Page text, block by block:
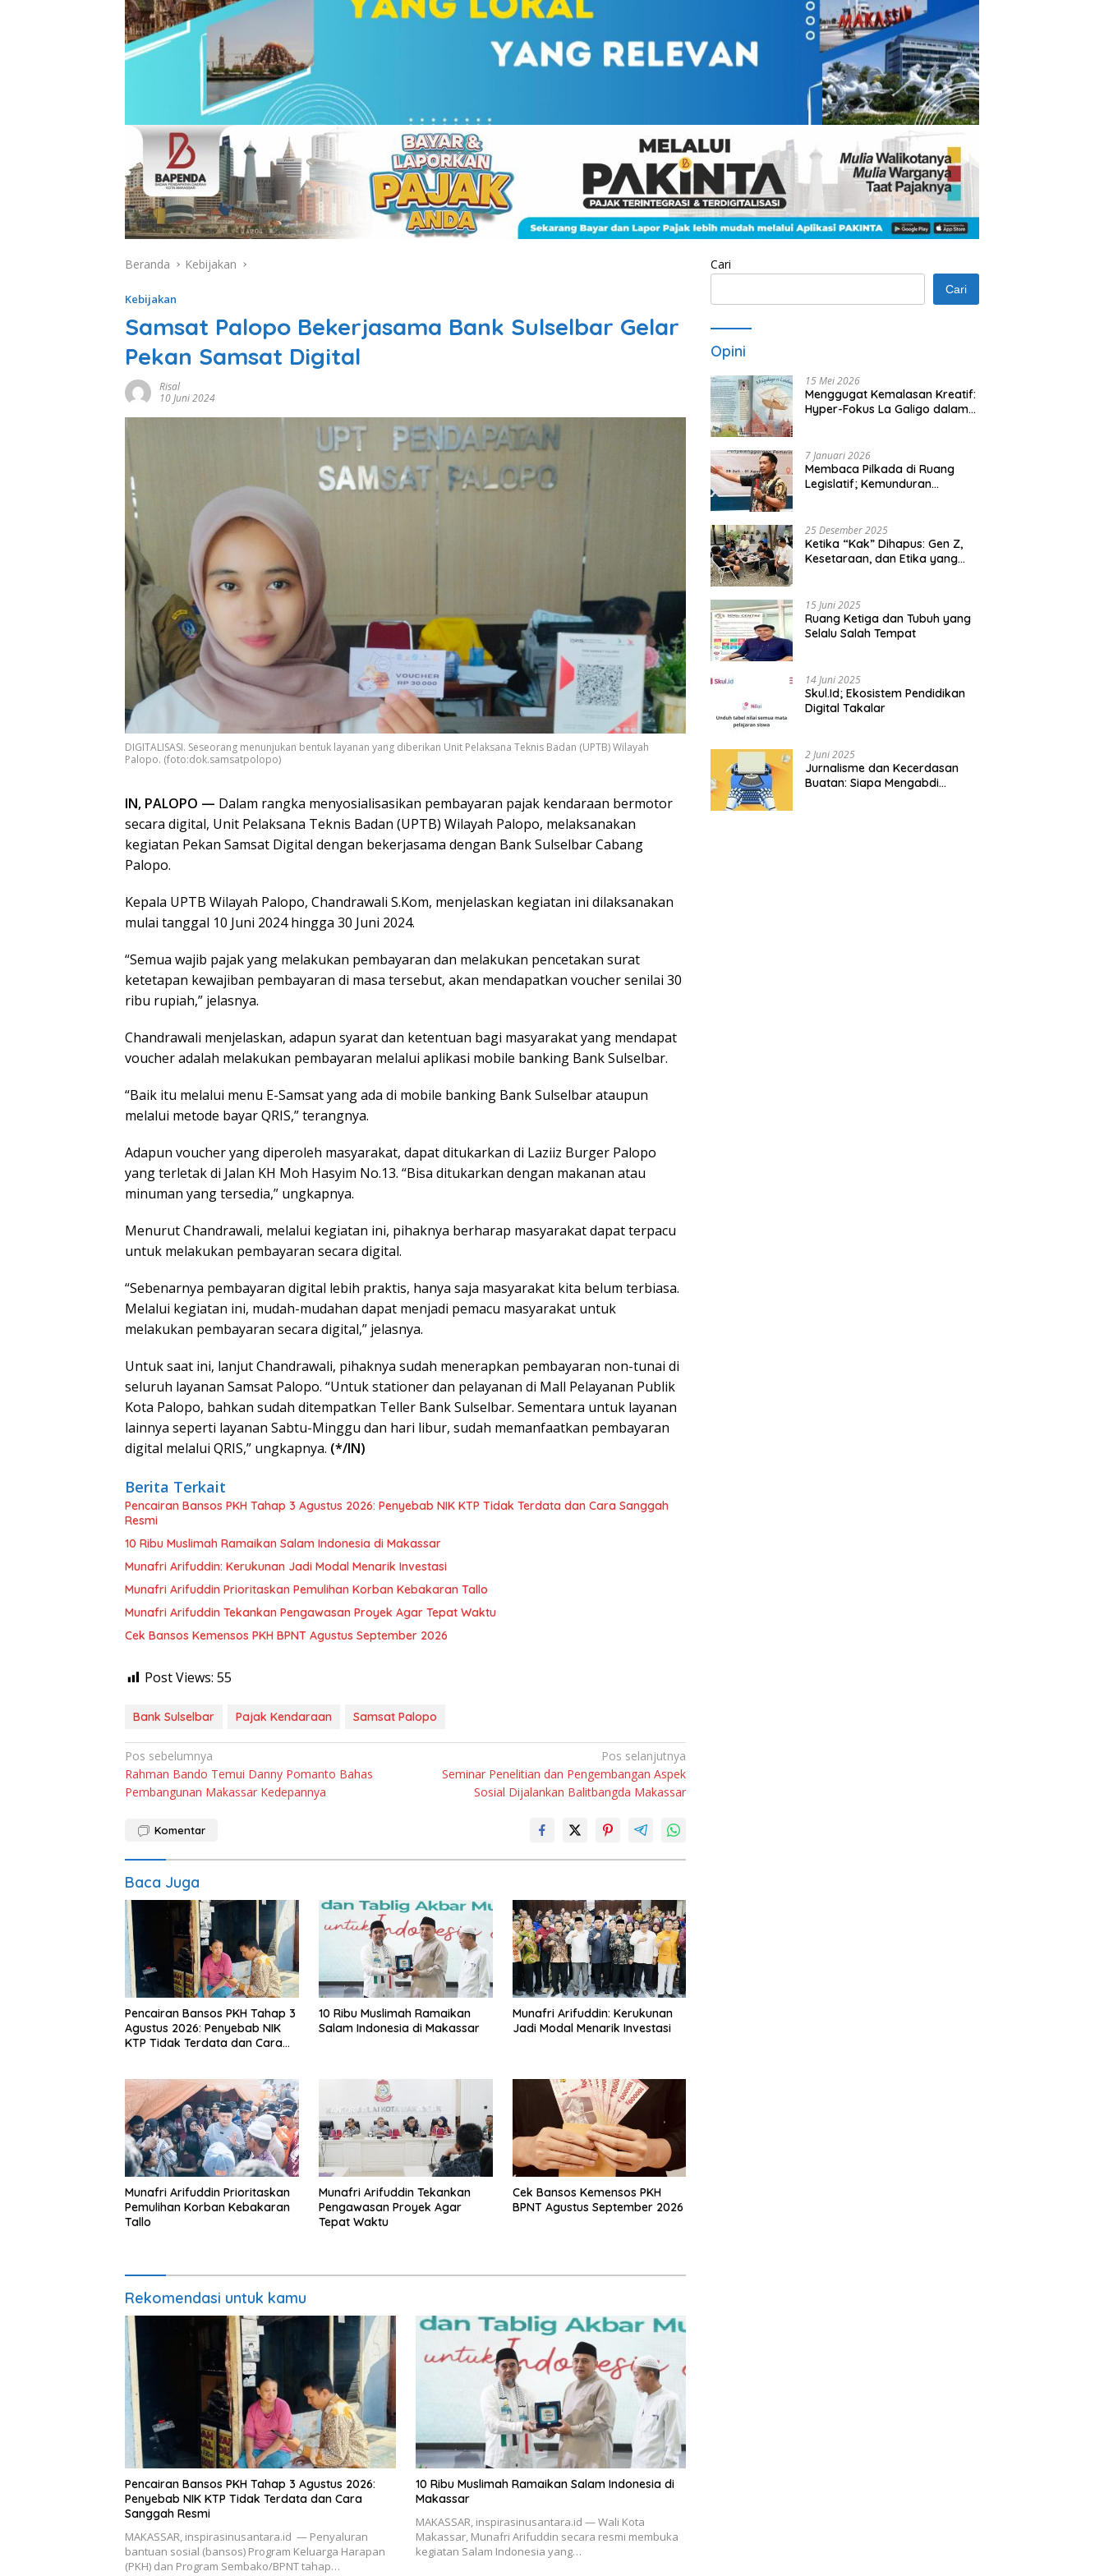
Beranda Kebijakan
Kebijakan
Samsat Palopo Bekerjasama Bank Sulselbar Gelar
Pekan Samsat Digital
Risal
10 Juni 2024
DIGITALISASI. Seseorang menunjukan bentuk layanan yang diberikan Unit Pelaksana Teknis Badan (UPTB) Wilayah
Palopo. (foto:dok.samsatpolopo)
IN, PALOPO — Dalam rangka menyosialisasikan pembayaran pajak kendaraan bermotor
secara digital, Unit Pelaksana Teknis Badan (UPTB) Wilayah Palopo, melaksanakan
kegiatan Pekan Samsat Digital dengan bekerjasama dengan Bank Sulselbar Cabang
Palopo.
Kepala UPTB Wilayah Palopo, Chandrawali S.Kom, menjelaskan kegiatan ini dilaksanakan
mulai tanggal 10 Juni 2024 hingga 30 Juni 2024.
“Semua wajib pajak yang melakukan pembayaran dan melakukan pencetakan surat
ketetapan kewajiban pembayaran di masa tersebut, akan mendapatkan voucher senilai 30
ribu rupiah,” jelasnya.
Chandrawali menjelaskan, adapun syarat dan ketentuan bagi masyarakat yang mendapat
voucher adalah melakukan pembayaran melalui aplikasi mobile banking Bank Sulselbar.
“Baik itu melalui menu E-Samsat yang ada di mobile banking Bank Sulselbar ataupun
melalui metode bayar QRIS,” terangnya.
Adapun voucher yang diperoleh masyarakat, dapat ditukarkan di Laziiz Burger Palopo
yang terletak di Jalan KH Moh Hasyim No.13. “Bisa ditukarkan dengan makanan atau
minuman yang tersedia,” ungkapnya.
Menurut Chandrawali, melalui kegiatan ini, pihaknya berharap masyarakat dapat terpacu
untuk melakukan pembayaran secara digital.
“Sebenarnya pembayaran digital lebih praktis, hanya saja masyarakat kita belum terbiasa.
Melalui kegiatan ini, mudah-mudahan dapat menjadi pemacu masyarakat untuk
melakukan pembayaran secara digital,” jelasnya.
Untuk saat ini, lanjut Chandrawali, pihaknya sudah menerapkan pembayaran non-tunai di
seluruh layanan Samsat Palopo. “Untuk stationer dan pelayanan di Mall Pelayanan Publik
Kota Palopo, bahkan sudah ditempatkan Teller Bank Sulselbar. Sementara untuk layanan
lainnya seperti layanan Sabtu-Minggu dan hari libur, sudah memanfaatkan pembayaran
digital melalui QRIS,” ungkapnya. (*/IN)
Berita Terkait
Pencairan Bansos PKH Tahap 3 Agustus 2026: Penyebab NIK KTP Tidak Terdata dan Cara Sanggah
Resmi
10 Ribu Muslimah Ramaikan Salam Indonesia di Makassar
Munafri Arifuddin: Kerukunan Jadi Modal Menarik Investasi
Munafri Arifuddin Prioritaskan Pemulihan Korban Kebakaran Tallo
Munafri Arifuddin Tekankan Pengawasan Proyek Agar Tepat Waktu
Cek Bansos Kemensos PKH BPNT Agustus September 2026
Post Views: 55
Bank Sulselbar Pajak Kendaraan Samsat Palopo
Navigasi
pos
Pos sebelumnya
Rahman Bando Temui Danny Pomanto Bahas
Pembangunan Makassar Kedepannya
Pos selanjutnya
Seminar Penelitian dan Pengembangan Aspek
Sosial Dijalankan Balitbangda Makassar
Komentar
Baca Juga
Pencairan Bansos PKH Tahap 3
Agustus 2026: Penyebab NIK
KTP Tidak Terdata dan Cara
10 Ribu Muslimah Ramaikan
Salam Indonesia di Makassar
Munafri Arifuddin: Kerukunan
Jadi Modal Menarik Investasi
Munafri Arifuddin Prioritaskan
Pemulihan Korban Kebakaran
Tallo
Munafri Arifuddin Tekankan
Pengawasan Proyek Agar
Tepat Waktu
Cek Bansos Kemensos PKH
BPNT Agustus September 2026
Rekomendasi untuk kamu
Pencairan Bansos PKH Tahap 3 Agustus 2026:
Penyebab NIK KTP Tidak Terdata dan Cara
Sanggah Resmi
MAKASSAR, inspirasinusantara.id — Penyaluran
bantuan sosial (bansos) Program Keluarga Harapan
(PKH) dan Program Sembako/BPNT tahap…
10 Ribu Muslimah Ramaikan Salam Indonesia di
Makassar
MAKASSAR, inspirasinusantara.id — Wali Kota
Makassar, Munafri Arifuddin secara resmi membuka
kegiatan Salam Indonesia yang…
Cari
Cari
Opini
15 Mei 2026
Menggugat Kemalasan Kreatif:
Hyper-Fokus La Galigo dalam
7 Januari 2026
Membaca Pilkada di Ruang
Legislatif; Kemunduran
25 Desember 2025
Ketika “Kak” Dihapus: Gen Z,
Kesetaraan, dan Etika yang
15 Juni 2025
Ruang Ketiga dan Tubuh yang
Selalu Salah Tempat
14 Juni 2025
Skul.Id; Ekosistem Pendidikan
Digital Takalar
2 Juni 2025
Jurnalisme dan Kecerdasan
Buatan: Siapa Mengabdi